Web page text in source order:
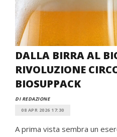
DALLA BIRRA AL
RIVOLUZIONE
BIOSUPPACK
DI REDAZIONE
08 APR 2026 17:30
A prima vista sembra un